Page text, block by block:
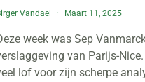
Vandael Maart 11, 2025
week was Sep
van Parijs-
lof voor zijn scherpe